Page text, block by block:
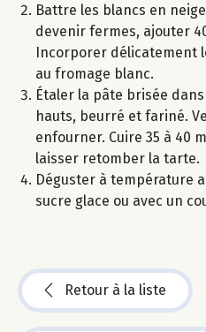
Battre les blancs en
devenir fermes, ajouter
Incorporer délicatement
au fromage blanc.
Étaler la pâte brisée
hauts, beurré et fariné.
enfourner. Cuire 35 à 40
laisser retomber la tarte.
Déguster à température
sucre glace ou avec un
Retour à la liste